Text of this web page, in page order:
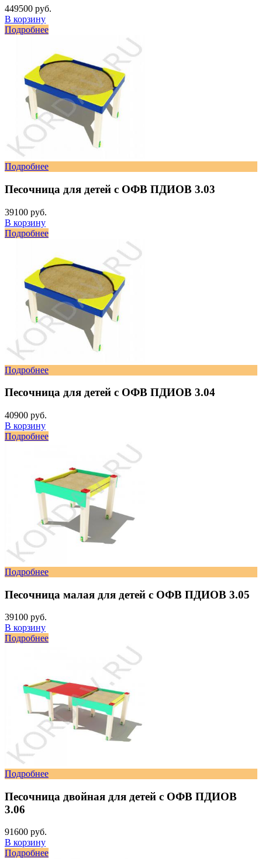
449500 руб.
В корзину
Подробнее
Подробнее
Песочница для детей с ОФВ ПДИОВ 3.03
39100 руб.
В корзину
Подробнее
Подробнее
Песочница для детей с ОФВ ПДИОВ 3.04
40900 руб.
В корзину
Подробнее
Подробнее
Песочница малая для детей с ОФВ ПДИОВ 3.05
39100 руб.
В корзину
Подробнее
Подробнее
Песочница двойная для детей с ОФВ ПДИОВ
3.06
91600 руб.
В корзину
Подробнее